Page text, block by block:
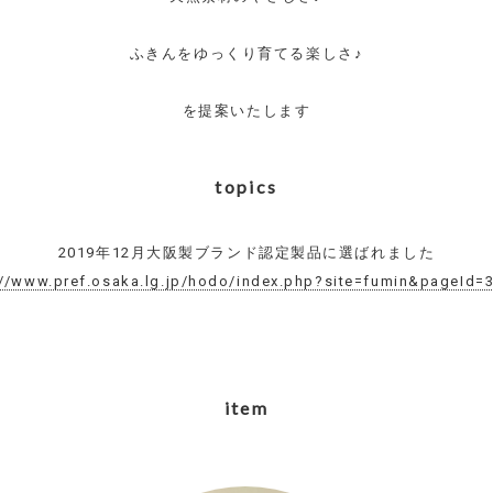
ふきんをゆっくり育てる楽しさ♪
を提案いたします
topics
2019年12月大阪製ブランド認定製品に選ばれました
www.pref.osaka.lg.jp/hodo/
item